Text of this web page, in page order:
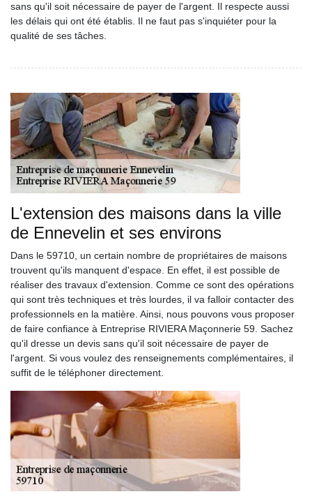
sans qu'il soit nécessaire de payer de l'argent. Il respecte aussi
les délais qui ont été établis. Il ne faut pas s'inquiéter pour la
qualité de ses tâches.
L'extension des maisons dans la ville
de Ennevelin et ses environs
Dans le 59710, un certain nombre de propriétaires de maisons
trouvent qu'ils manquent d'espace. En effet, il est possible de
réaliser des travaux d'extension. Comme ce sont des opérations
qui sont très techniques et très lourdes, il va falloir contacter des
professionnels en la matière. Ainsi, nous pouvons vous proposer
de faire confiance à Entreprise RIVIERA Maçonnerie 59. Sachez
qu'il dresse un devis sans qu'il soit nécessaire de payer de
l'argent. Si vous voulez des renseignements complémentaires, il
suffit de le téléphoner directement.